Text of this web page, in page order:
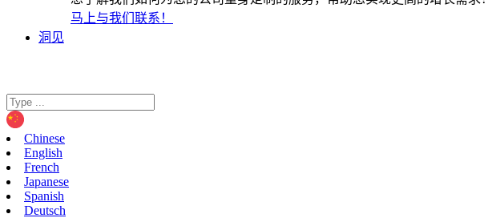
马上与我们联系！
洞见
Chinese
English
French
Japanese
Spanish
Deutsch